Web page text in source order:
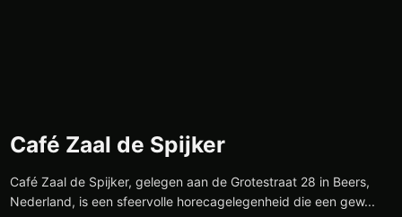
Café Zaal de Spijker
Café Zaal de Spijker, gelegen aan de Grotestraat 28 in Beers,
Nederland, is een sfeervolle horecagelegenheid die een gew...